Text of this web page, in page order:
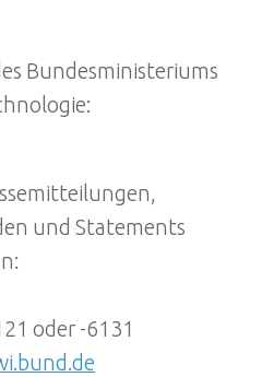
Bundesministeriums
und Statements
oder -6131